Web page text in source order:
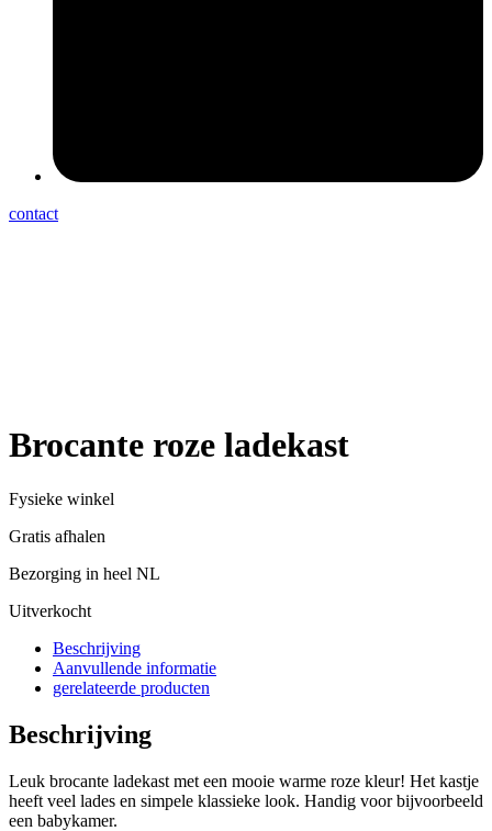
contact
Brocante roze ladekast
Fysieke winkel
Gratis afhalen
Bezorging in heel NL
Uitverkocht
Beschrijving
Aanvullende informatie
gerelateerde producten
Beschrijving
Leuk brocante ladekast met een mooie warme roze kleur! Het kastje
heeft veel lades en simpele klassieke look. Handig voor bijvoorbeeld
een babykamer.